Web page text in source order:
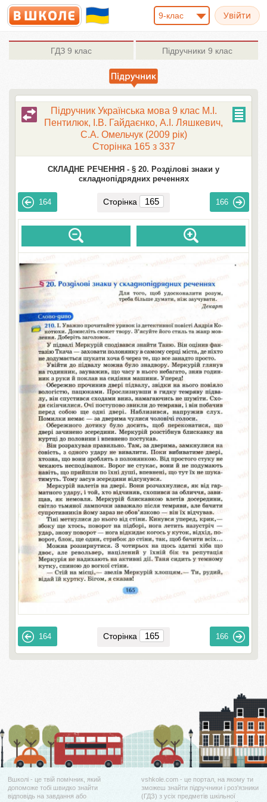
9-клас
ГДЗ 9 клас Підручники 9 клас
Підручник Українська мова 9 клас М.І.
Пентилюк, І.В. Гайдаєнко, А.І. Ляшкевич,
С.А. Омельчук (2009 рік)
Сторінка 165 з 337
СКЛАДНЕ РЕЧЕННЯ - § 20. Розділові знаки у
складнопідрядних реченнях
164 Сторінка 166
164 Сторінка 166
Вшколі - це твій помічник, який
допоможе тобі швидко знайти
відповідь на завдання або
vshkole.com - це портал, на якому ти
зможеш знайти підручники і роз'язники
(ГДЗ) з усіх предметів шкільної